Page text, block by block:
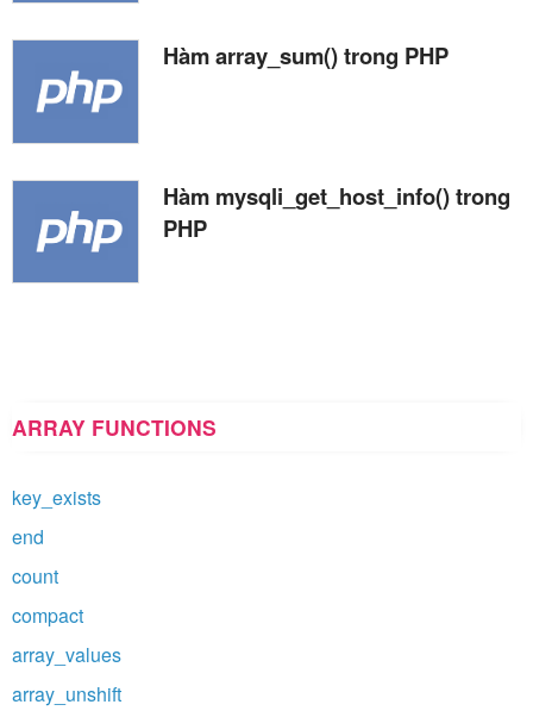
Hàm array_sum() trong PHP
Hàm mysqli_get_host_info() trong
PHP
ARRAY FUNCTIONS
key_exists
end
count
compact
array_values
array_unshift